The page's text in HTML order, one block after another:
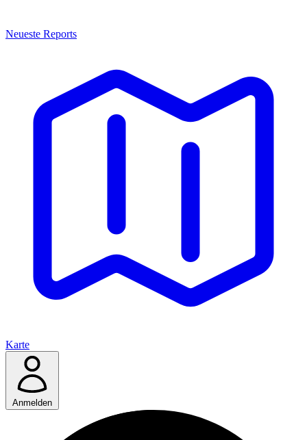
Neueste Reports
Karte
Anmelden